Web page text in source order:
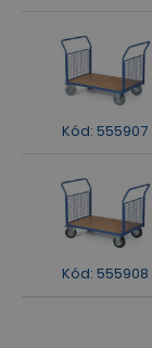
Kód: 555907
Kód: 555908